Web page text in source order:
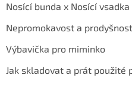
Nosící bunda x Nosící
Nepromokavost a
Výbavička pro miminko
Jak skladovat a prát použité